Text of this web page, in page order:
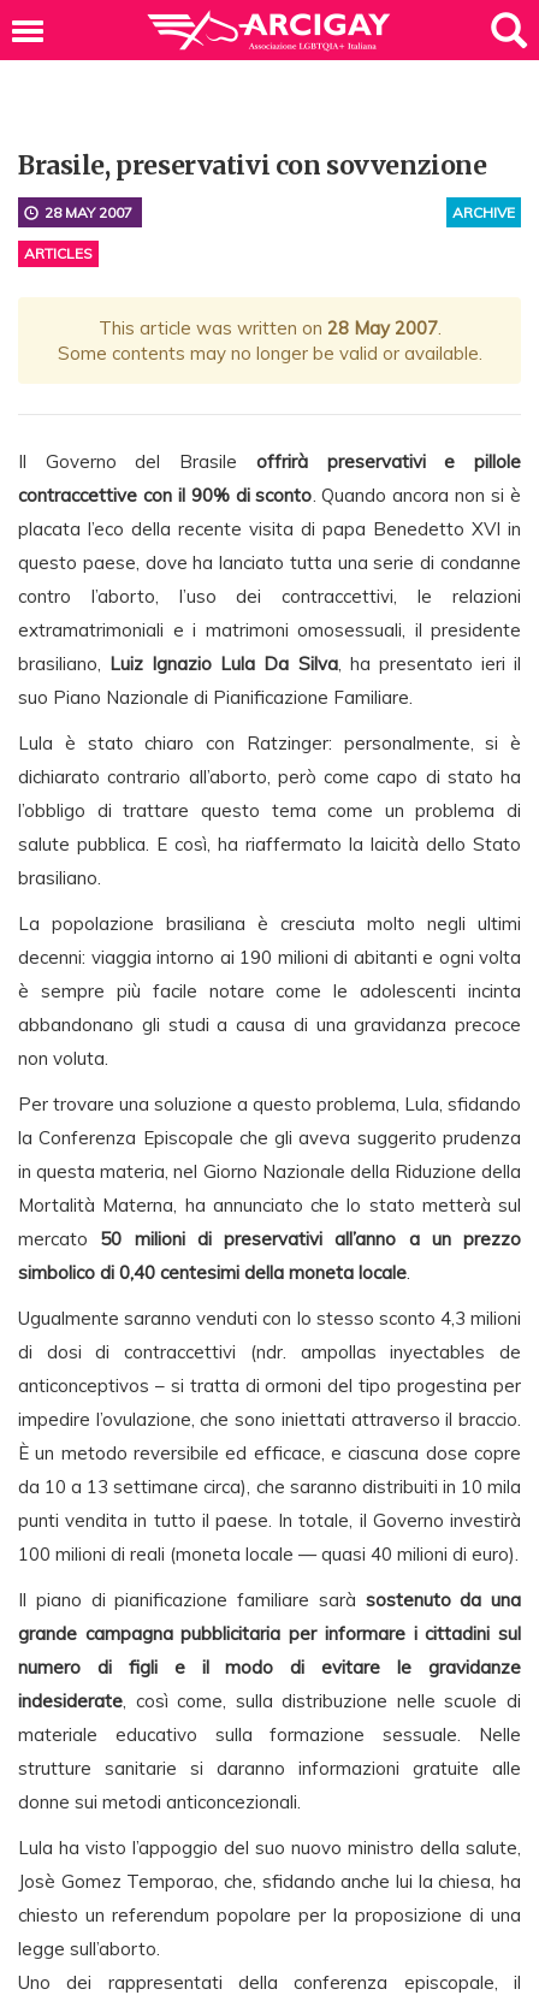
Brasile, preservativi con sovvenzione
ARCHIVE
28 MAY 2007
ARTICLES
This article was written on 28 May 2007.
Some contents may no longer be valid or available.
Il Governo del Brasile offrirà preservativi e pillole
contraccettive con il 90% di sconto. Quando ancora non si è
placata l’eco della recente visita di papa Benedetto XVI in
questo paese, dove ha lanciato tutta una serie di condanne
contro l’aborto, l’uso dei contraccettivi, le relazioni
extramatrimoniali e i matrimoni omosessuali, il presidente
brasiliano, Luiz Ignazio Lula Da Silva, ha presentato ieri il
suo Piano Nazionale di Pianificazione Familiare.
Lula è stato chiaro con Ratzinger: personalmente, si è
dichiarato contrario all’aborto, però come capo di stato ha
l’obbligo di trattare questo tema come un problema di
salute pubblica. E così, ha riaffermato la laicità dello Stato
brasiliano.
La popolazione brasiliana è cresciuta molto negli ultimi
decenni: viaggia intorno ai 190 milioni di abitanti e ogni volta
è sempre più facile notare come le adolescenti incinta
abbandonano gli studi a causa di una gravidanza precoce
non voluta.
Per trovare una soluzione a questo problema, Lula, sfidando
la Conferenza Episcopale che gli aveva suggerito prudenza
in questa materia, nel Giorno Nazionale della Riduzione della
Mortalità Materna, ha annunciato che lo stato metterà sul
mercato 50 milioni di preservativi all’anno a un prezzo
simbolico di 0,40 centesimi della moneta locale.
Ugualmente saranno venduti con lo stesso sconto 4,3 milioni
di dosi di contraccettivi (ndr. ampollas inyectables de
anticonceptivos – si tratta di ormoni del tipo progestina per
impedire l’ovulazione, che sono iniettati attraverso il braccio.
È un metodo reversibile ed efficace, e ciascuna dose copre
da 10 a 13 settimane circa), che saranno distribuiti in 10 mila
punti vendita in tutto il paese. In totale, il Governo investirà
100 milioni di reali (moneta locale — quasi 40 milioni di euro).
Il piano di pianificazione familiare sarà sostenuto da una
grande campagna pubblicitaria per informare i cittadini sul
numero di figli e il modo di evitare le gravidanze
indesiderate, così come, sulla distribuzione nelle scuole di
materiale educativo sulla formazione sessuale. Nelle
strutture sanitarie si daranno informazioni gratuite alle
donne sui metodi anticoncezionali.
Lula ha visto l’appoggio del suo nuovo ministro della salute,
Josè Gomez Temporao, che, sfidando anche lui la chiesa, ha
chiesto un referendum popolare per la proposizione di una
legge sull’aborto.
Uno dei rappresentati della conferenza episcopale, il